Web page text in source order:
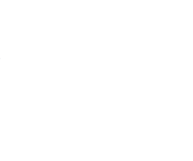
は危険？情報収集との関係と見分け
関連性は？